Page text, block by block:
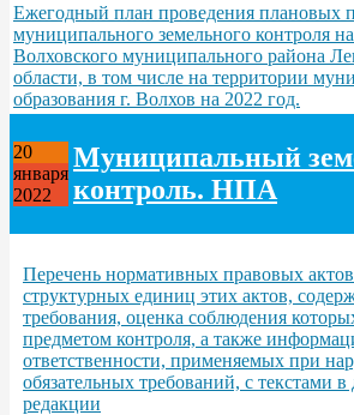
Ежегодный план проведения плановых
муниципального земельного контроля
Волховского муниципального района
области, в том числе на территории
образования г. Волхов на 2022 год.
20
января
2022
Муниципальный
контроль. НПА
Перечень нормативных правовых
структурных единиц этих актов,
требования, оценка соблюдения
предметом контроля, а также
ответственности, применяемых при
обязательных требований, с текстами
редакции